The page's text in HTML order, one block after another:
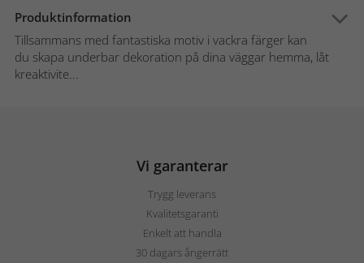
Produktinformation
Tillsammans med fantastiska motiv i vackra färger kan
du skapa underbar dekoration på dina väggar hemma, låt
kreaktivite...
Vi garanterar
Trygg leverans
Kvalitetsgaranti
Enkelt att handla
30 dagars ångerrätt